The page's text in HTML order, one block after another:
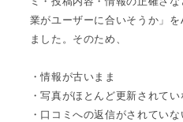
業がユーザーに合いそうか」
ました。そのため、
・情報が古いまま
・写真がほとんど更新されてい
・口コミへの返信がされていな